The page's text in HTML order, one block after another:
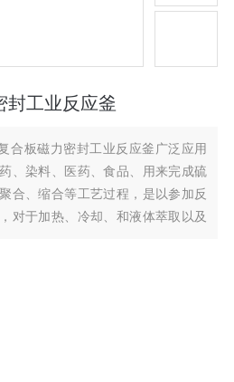
封工业反应釜
合板磁力密封工业反应釜广泛应用
、染料、医药、食品、用来完成硫
合、缩合等工艺过程，是以参加反
对于加热、冷却、和液体萃取以及
想的所需设备。